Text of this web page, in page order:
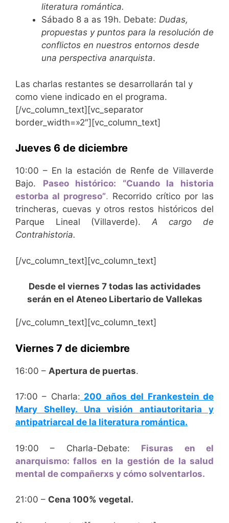
literatura romántica.
Sábado 8 a as 19h. Debate: Dudas,
propuestas y puntos para la resolución de
conflictos en nuestros entornos desde
una perspectiva anarquista.
Las charlas restantes se desarrollarán tal y
como viene indicado en el programa.
[/vc_column_text][vc_separator
border_width=»2″][vc_column_text]
Jueves 6 de diciembre
10:00 – En la estación de Renfe de Villaverde
Bajo. Paseo histórico: “Cuando la historia
estorba al progreso”. Recorrido crítico por las
trincheras, cuevas y otros restos históricos del
Parque Lineal (Villaverde). A cargo de
Contrahistoria.
[/vc_column_text][vc_column_text]
Desde el viernes 7 todas las actividades
serán en el Ateneo Libertario de Vallekas
[/vc_column_text][vc_column_text]
Viernes 7 de diciembre
16:00 – Apertura de puertas.
17:00 – Charla: 200 años del Frankestein de
Mary Shelley. Una visión antiautoritaria y
antipatriarcal de la literatura romántica.
19:00 – Charla-Debate: Fisuras en el
anarquismo: fallos en la gestión de la salud
mental de compañerxs y cómo solventarlos.
21:00 – Cena 100% vegetal.